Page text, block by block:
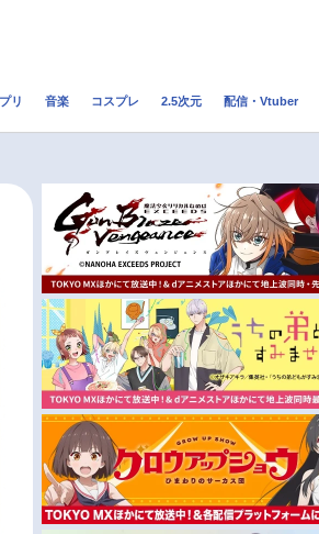
配信・Vtuber トレンド
日別一覧 秋アニメ
冬アニメ
リ 音楽 コスプレ 2.5次元 配信・Vtuber